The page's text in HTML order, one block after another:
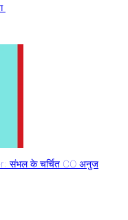
संभल के चर्चित CO अनुज